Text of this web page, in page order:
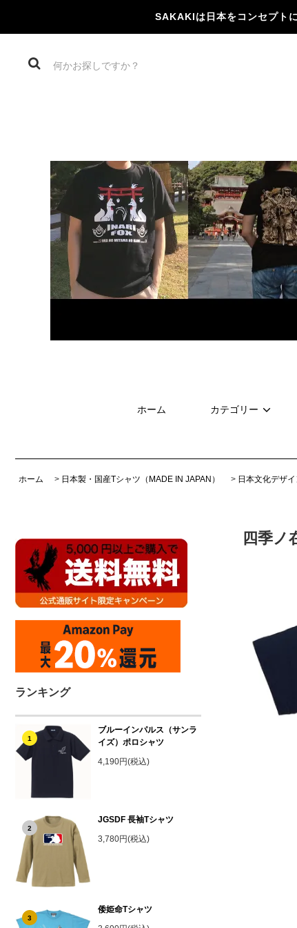
SAKAKIは日本をコンセプト
ホーム カテゴリー
ホーム > 日本製・国産Tシャツ（MADE IN JAPAN） > 日本文化デザ
ランキング
1
ブルーインパルス（サンラ
イズ）ポロシャツ
4,190円(税込)
2
JGSDF 長袖Tシャツ
3,780円(税込)
3
倭姫命Tシャツ
四季ノ